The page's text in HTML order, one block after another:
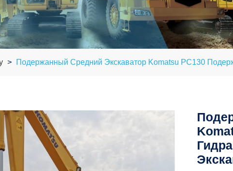
Подержанный Средний Экскаватор Komatsu PC130